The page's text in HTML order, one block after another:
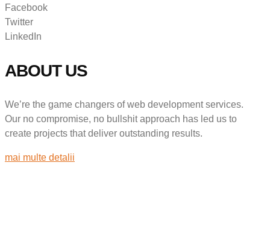
Facebook
Twitter
LinkedIn
ABOUT US
We’re the game changers of web development services.
Our no compromise, no bullshit approach has led us to
create projects that deliver outstanding results.
mai multe detalii